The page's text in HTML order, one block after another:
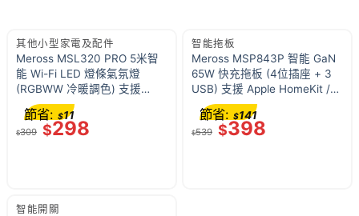
其他小型家電及配件
Meross MSL320 PRO 5米智
能 Wi-Fi LED 燈條氣氛燈
(RGBWW 冷暖調色) 支援
Apple HomeKit / Siri / Alexa /
Google Assistant 無需中樞
$309 $298
節省: $11
智能拖板
Meross MSP843P 智能 GaN
65W 快充拖板 (4位插座 + 3
USB) 支援 Apple HomeKit /
Siri / Alexa / Google Assistant
遠程開關 香港行貨
$539 $398
節省: $141
智能開關